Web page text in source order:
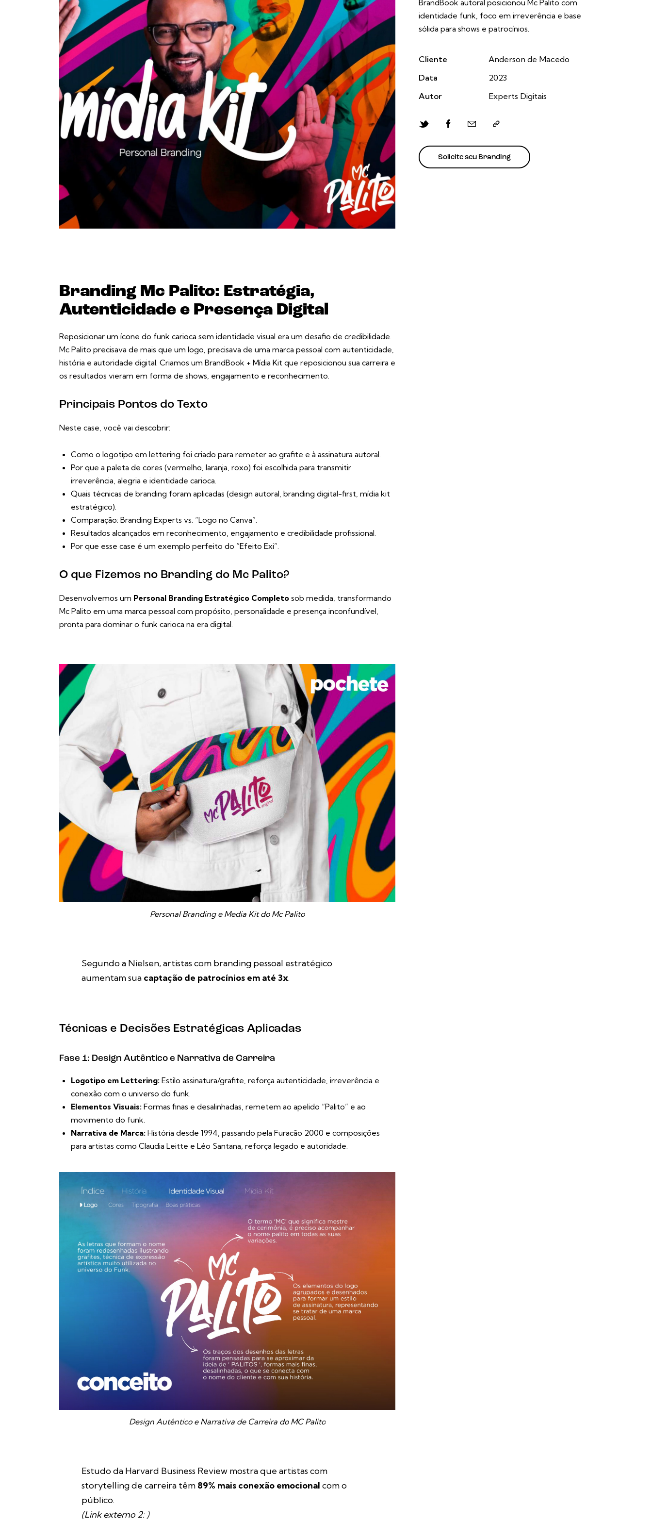
Branding Mc Palito: Estratégia,
Autenticidade e Presença Digital
Reposicionar um ícone do funk carioca sem identidade visual era um desafio de credibilidade.
Mc Palito precisava de mais que um logo, precisava de uma marca pessoal com autenticidade,
história e autoridade digital. Criamos um BrandBook + Mídia Kit que reposicionou sua carreira e
os resultados vieram em forma de shows, engajamento e reconhecimento.
Principais Pontos do Texto
Neste case, você vai descobrir:
Como o logotipo em lettering foi criado para remeter ao grafite e à assinatura autoral.
Por que a paleta de cores (vermelho, laranja, roxo) foi escolhida para transmitir
irreverência, alegria e identidade carioca.
Quais técnicas de branding foram aplicadas (design autoral, branding digital-first, mídia kit
estratégico).
Comparação: Branding Experts vs. “Logo no Canva”.
Resultados alcançados em reconhecimento, engajamento e credibilidade profissional.
Por que esse case é um exemplo perfeito do “Efeito Exi”.
O que Fizemos no Branding do Mc Palito?
Desenvolvemos um Personal Branding Estratégico Completo sob medida, transformando
Mc Palito em uma marca pessoal com propósito, personalidade e presença inconfundível,
pronta para dominar o funk carioca na era digital.
Personal Branding e Media Kit do Mc Palito
Segundo a Nielsen, artistas com branding pessoal estratégico
aumentam sua captação de patrocínios em até 3x.
Técnicas e Decisões Estratégicas Aplicadas
Fase 1: Design Autêntico e Narrativa de Carreira
Logotipo em Lettering: Estilo assinatura/grafite, reforça autenticidade, irreverência e
conexão com o universo do funk.
Elementos Visuais: Formas finas e desalinhadas, remetem ao apelido “Palito” e ao
movimento do funk.
Narrativa de Marca: História desde 1994, passando pela Furacão 2000 e composições
para artistas como Claudia Leitte e Léo Santana, reforça legado e autoridade.
Design Autêntico e Narrativa de Carreira do MC Palito
Estudo da Harvard Business Review mostra que artistas com
storytelling de carreira têm 89% mais conexão emocional com o
público.
(Link externo 2: )
BrandBook autoral posicionou Mc Palito com
identidade funk, foco em irreverência e base
sólida para shows e patrocínios.
Cliente
Anderson de Macedo
Data
2023
Autor
Experts Digitais
Solicite seu Branding